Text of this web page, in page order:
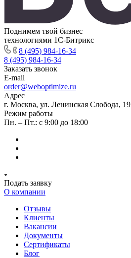
Поднимем твой бизнес
технологиями 1С-Битрикс
8 (495) 984-16-34
8 (495) 984-16-34
Заказать звонок
E-mail
order@weboptimize.ru
Адрес
г. Москва, ул. Ленинская Слобода, 19
Режим работы
Пн. – Пт.: с 9:00 до 18:00
Подать заявку
О компании
Отзывы
Клиенты
Вакансии
Документы
Сертификаты
Блог